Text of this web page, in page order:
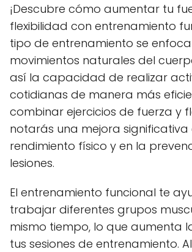
¡Descubre cómo aumentar tu
flexibilidad con entrenamiento
tipo de entrenamiento se
movimientos naturales del
así la capacidad de realizar
cotidianas de manera más
combinar ejercicios de fuerza y
notarás una mejora significativa
rendimiento físico y en la
lesiones.
El entrenamiento funcional te
trabajar diferentes grupos
mismo tiempo, lo que aumenta
tus sesiones de entrenamiento.